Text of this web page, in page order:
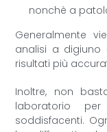
nonchè a
Generalmente
analisi a digiuno
risultati più
Inoltre, non
laboratorio
soddisfacenti.